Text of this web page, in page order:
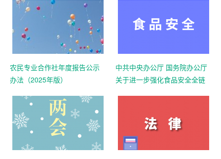
农民专业合作社年度报告公示
办法（2025年版）
中共中央办公厅 国务院办公厅
关于进一步强化食品安全全链